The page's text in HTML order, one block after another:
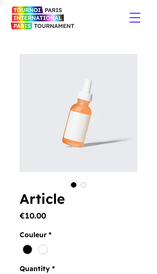
Article
€10.00Price
Couleur *
Quantity *